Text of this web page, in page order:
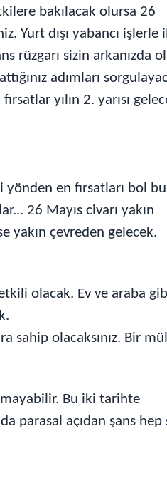
bakılacak olursa 26
Yurt dışı yabancı işlerle
rüzgarı sizin arkanızda
adımları
yılın 2. yarısı
yönden en fırsatları bol
26 Mayıs civarı yakın
yakın çevreden gelecek.
olacak. Ev ve araba
sahip olacaksınız. Bir
Bu iki tarihte
parasal açıdan şans hep